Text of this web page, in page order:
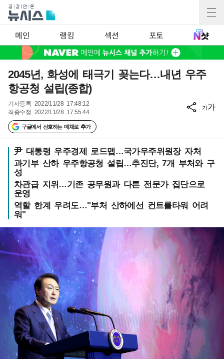
메인 랭킹 섹션 포토
2045년, 화성에 태극기 꽂는다…내년 우주
항공청 설립(종합)
기사등록 2022/11/28 17:48:12
최종수정 2022/11/28 17:55:44
구글에서 선호하는 매체로 추가
가가
尹 대통령 우주경제 로드맵…국가우주위원장 자처
과기부 산하 우주항공청 설립…추진단, 7개 부처와 구
성
차관급 지위…기존 공무원과 다른 전문가 집단으로
운영
역할 한계 우려도…"부처 산하에선 컨트롤타워 어려
워"